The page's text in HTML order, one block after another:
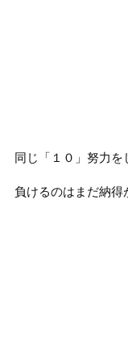
同じ「１０」努力を
負けるのはまだ納得